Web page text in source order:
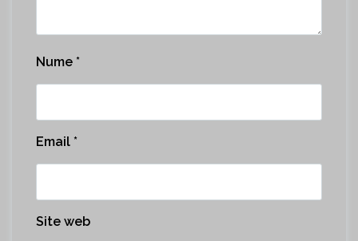
Nume *
Email *
Site web